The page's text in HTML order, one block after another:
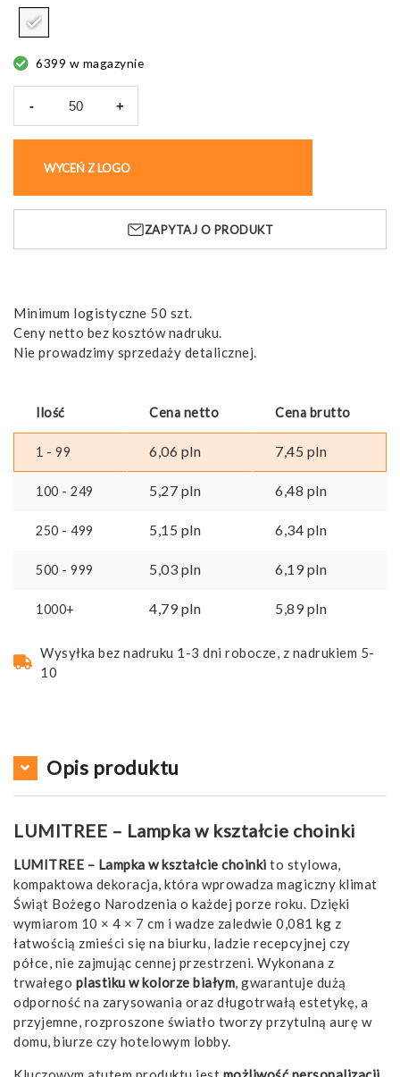
6399 w magazynie
-
LUMITREE,
zmienia
kolory
+
WYCEŃ Z LOGO
ZAPYTAJ O PRODUKT
Minimum logistyczne 50 szt.
Ceny netto bez kosztów nadruku.
Nie prowadzimy sprzedaży detalicznej.
Ilość Cena netto Cena brutto
1 - 99 6,06 pln 7,45 pln
100 - 249 5,27 pln 6,48 pln
250 - 499 5,15 pln 6,34 pln
500 - 999 5,03 pln 6,19pln
1000+ 4,79pln 5,89pln
Wysyłka bez nadruku 1-3 dni robocze, z nadrukiem 5-
10
Opis produktu
LUMITREE – Lampka w kształcie choinki
LUMITREE – Lampka w kształcie choinki to stylowa,
kompaktowa dekoracja, która wprowadza magiczny klimat
Świąt Bożego Narodzenia o każdej porze roku. Dzięki
wymiarom 10 × 4 × 7 cm i wadze zaledwie 0,081 kg z
łatwością zmieści się na biurku, ladzie recepcyjnej czy
półce, nie zajmując cennej przestrzeni. Wykonana z
trwałego plastiku w kolorze białym, gwarantuje dużą
odporność na zarysowania oraz długotrwałą estetykę, a
przyjemne, rozproszone światło tworzy przytulną aurę w
domu, biurze czy hotelowym lobby.